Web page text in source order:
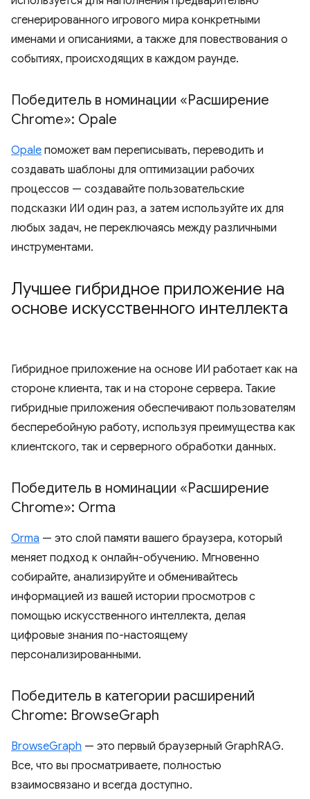
сгенерированного игрового мира конкретными
именами и описаниями, а также для повествования о
событиях, происходящих в каждом раунде.
Победитель в номинации «Расширение
Chrome»: Opale
Opale поможет вам переписывать, переводить и
создавать шаблоны для оптимизации рабочих
процессов — создавайте пользовательские
подсказки ИИ один раз, а затем используйте их для
любых задач, не переключаясь между различными
инструментами.
Лучшее гибридное приложение на
основе искусственного интеллекта
Гибридное приложение на основе ИИ работает как на
стороне клиента, так и на стороне сервера. Такие
гибридные приложения обеспечивают пользователям
бесперебойную работу, используя преимущества как
клиентского, так и серверного обработки данных.
Победитель в номинации «Расширение
Chrome»: Orma
Orma — это слой памяти вашего браузера, который
меняет подход к онлайн-обучению. Мгновенно
собирайте, анализируйте и обменивайтесь
информацией из вашей истории просмотров с
помощью искусственного интеллекта, делая
цифровые знания по-настоящему
персонализированными.
Победитель в категории расширений
Chrome: BrowseGraph
BrowseGraph — это первый браузерный GraphRAG.
Все, что вы просматриваете, полностью
взаимосвязано и всегда доступно.